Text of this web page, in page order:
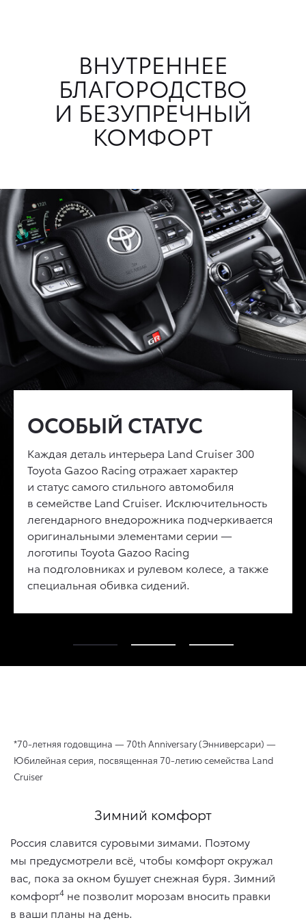
ВНУТРЕННЕЕ
БЛАГОРОДСТВО
И БЕЗУПРЕЧНЫЙ
КОМФОРТ
ОСОБЫЙ СТАТУС
Каждая деталь интерьера Land Cruiser 300
Toyota Gazoo Racing отражает характер
и статус самого стильного автомобиля
в семействе Land Cruiser. Исключительность
легендарного внедорожника подчеркивается
оригинальными элементами серии —
логотипы Toyota Gazoo Racing
на подголовниках и рулевом колесе, а также
специальная обивка сидений.
ПРЕМИАЛЬНЫЙ
ИНТЕРЬЕР
Безупречный комфорт абсолютно нового
Land Cruiser 300достигается благодаря
четырехзонному климат-контролю, который
позволяет создать отдельный микроклимат
для каждого пассажира, ионизатору воздуха
nanoe, который очищает и обеззараживает
воздух в салоне, материалам премиального
качества и кожаной обивке сидений.
ПРОДВИНУТЫЕ
ТЕХНОЛОГИИ
Дисплей 7'' на панели приборов,
проекционный дисплей на лобовое стекло
поколения с экраном 12,3'' и поддержкой
Apple Carplay© и Android Auto© позволяют
использовать все функции автомобиля
с комфортом и не отвлекаясь от вождения.
*70-летняя годовщина — 70th Anniversary (Энниверсари) —
Юбилейная серия, посвященная 70-летию семейства Land
Cruiser
Зимний комфорт
Россия славится суровыми зимами. Поэтому
мы предусмотрели всё, чтобы комфорт окружал
вас, пока за окном бушует снежная буря. Зимний
комфорт4 не позволит морозам вносить правки
в ваши планы на день.